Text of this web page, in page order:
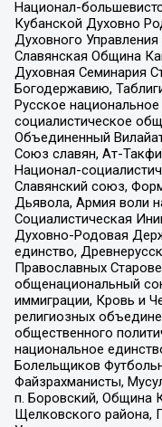
Национал-
Кубанской Духовно
Духовного
Славянская Община
Духовная Семинария
Богодержавию,
Русское
социалистическое
Объединенный
Союз славян, Ат-
Национал-
Славянский союз,
Дьявола, Армия воли
Социалистическая
Духовно-Родовая
единство,
Православных
общенациональный
иммиграции, Кровь и
религиозных
общественного
национальное
Болельщиков
Файзрахманисты,
п. Боровский, Община
Щелковского района,